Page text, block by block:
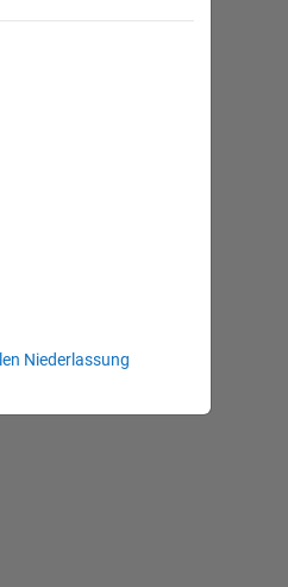
Niederlassung